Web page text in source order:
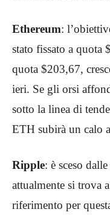
Ethereum:
stato fissato a quota
quota $203,67,
ieri. Se gli orsi
sotto la linea di
ETH subirà un calo
Ripple: è sceso
attualmente si trova
riferimento per